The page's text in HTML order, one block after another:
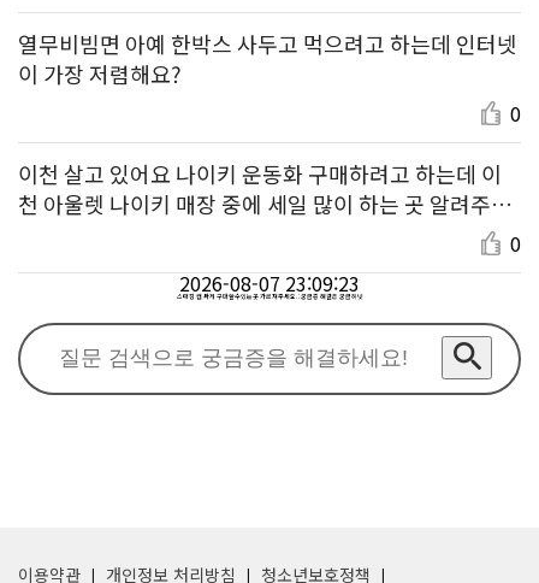
열무비빔면 아예 한박스 사두고 먹으려고 하는데 인터넷
이 가장 저렴해요?
0
이천 살고 있어요 나이키 운동화 구매하려고 하는데 이
천 아울렛 나이키 매장 중에 세일 많이 하는 곳 알려주세
0
2026-08-07 23:09:23
스태킹 컵 싸게 구매할수있는곳 가르쳐주세요. : 궁금증 해결은 궁금하넷
이용약관 개인정보 처리방침 청소년보호정책